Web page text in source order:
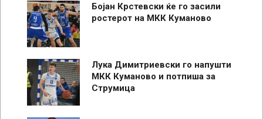
Бојан Крстевски ќе го засили
ростерот на МКК Куманово
Лука Димитриевски го напушти
МКК Куманово и потпиша за
Струмица